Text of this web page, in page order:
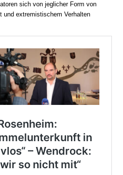
sich von jeglicher Form von
und extremistischem Verhalten